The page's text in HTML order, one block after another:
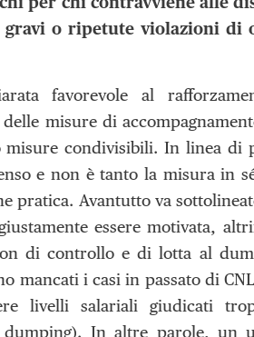
o ripetute violazioni di
favorevole al
misure di
condivisibili. In linea di
e non è tanto la misura in
pratica. Avantutto va
essere motivata,
di controllo e di lotta al
mancati i casi in passato di
livelli salariali giudicati
dumping). In altre parole, un